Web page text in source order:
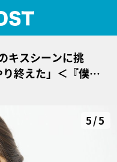
キスシーンに挑
終えた」＜『僕ら
レーインタビュー
5/5